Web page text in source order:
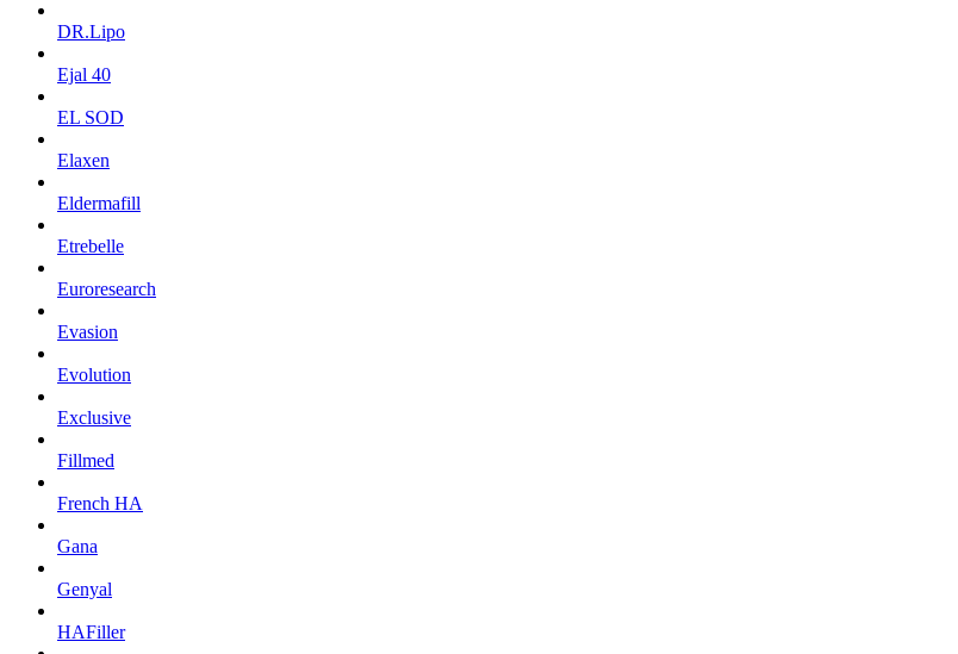
DR.Lipo
Ejal 40
EL SOD
Elaxen
Eldermafill
Etrebelle
Euroresearch
Evasion
Evolution
Exclusive
Fillmed
French HA
Gana
Genyal
HAFiller